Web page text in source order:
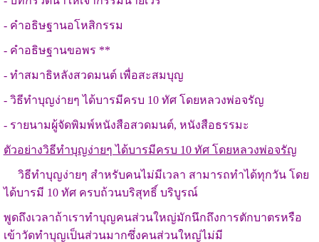
- คำอธิษฐานอโหสิกรรม
- คำอธิษฐานขอพร **
- ทำสมาธิหลังสวดมนต์ เพื่อสะสมบุญ
- วิธีทำบุญง่ายๆ ได้บารมีครบ 10 ทัศ โดยหลวงพ่อจรัญ
- รายนามผู้จัดพิมพ์หนังสือสวดมนต์, หนังสือธรรมะ
ตัวอย่างวิธีทำบุญง่ายๆ ได้บารมีครบ 10 ทัศ โดยหลวงพ่อจรัญ
วิธีทำบุญง่ายๆ สำหรับคนไม่มีเวลา สามารถทำได้ทุกวัน โดย
ได้บารมี 10 ทัศ ครบถ้วนบริสุทธิ์ บริบูรณ์
พูดถึงเวลาถ้าเราทำบุญคนส่วนใหญ่มักนึกถึงการตักบาตรหรือ
เข้าวัดทำบุญเป็นส่วนมากซึ่งคนส่วนใหญ่ไม่มี